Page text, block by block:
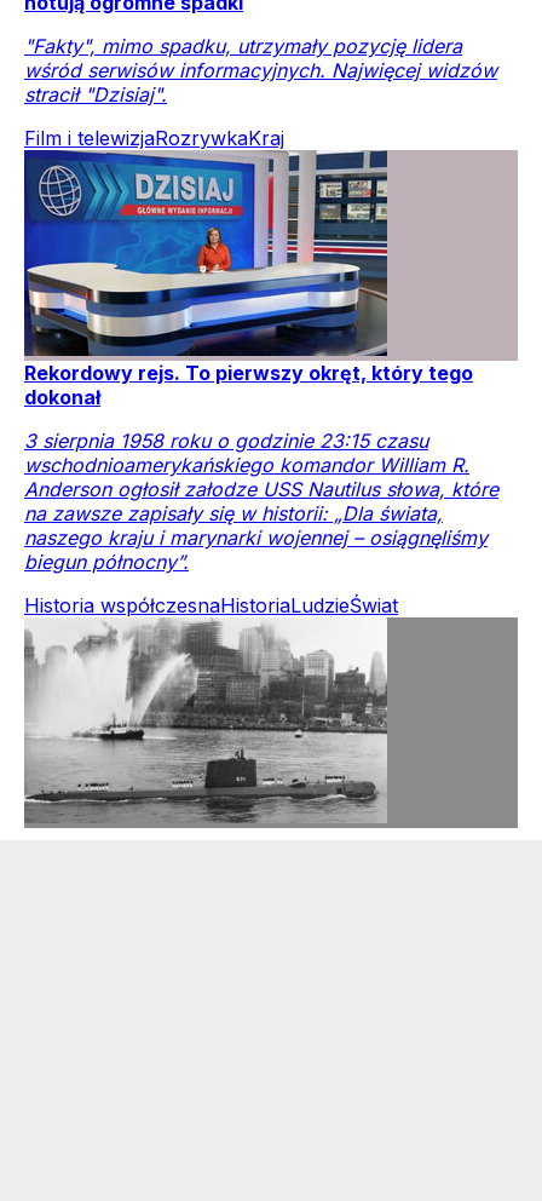
"Fakty", mimo spadku, utrzymały pozycję lidera
wśród serwisów informacyjnych. Najwięcej widzów
stracił "Dzisiaj".
Film i telewizjaRozrywkaKraj
Rekordowy rejs. To pierwszy okręt, który tego
dokonał
3 sierpnia 1958 roku o godzinie 23:15 czasu
wschodnioamerykańskiego komandor William R.
Anderson ogłosił załodze USS Nautilus słowa, które
na zawsze zapisały się w historii: „Dla świata,
naszego kraju i marynarki wojennej – osiągnęliśmy
biegun północny”.
Historia współczesnaHistoriaLudzieŚwiat